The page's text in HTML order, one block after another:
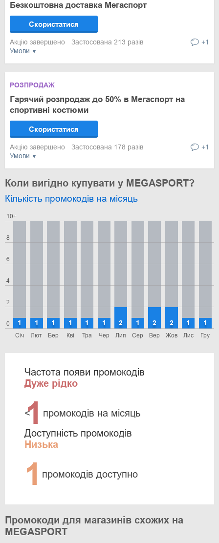
Умови
Безкоштовна доставка Мегаспорт
Скористатися
Акцію завершено Застосована 213 разів +1
Умови
РОЗПРОДАЖ
Гарячий розпродаж до 50% в Мегаспорт на
спортивні костюми
Скористатися
Акцію завершено Застосована 178 разів +1
Коли вигідно купувати у MEGASPORT?
Кількість промокодів на місяць
0
2
4
6
8
10+
Січ
1
Лют
1
Бер
1
Кві
1
Тра
1
Чер
1
Лип
2
Сер
1
Вер
2
Жов
2
Лис
1
Гру
1
Частота появи промокодів
Дуже рідко
<
1 промокодів на місяць
Доступність промокодів
Низька
1 промокодів доступно
Промокоди для магазинів схожих на
MEGASPORT